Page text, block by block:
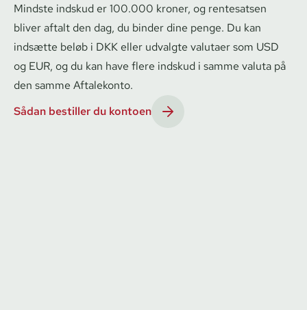
Mindste indskud er 100.000 kroner, og rentesatsen
bliver aftalt den dag, du binder dine penge. Du kan
indsætte beløb i DKK eller udvalgte valutaer som USD
og EUR, og du kan have flere indskud i samme valuta på
den samme Aftalekonto.
Sådan bestiller du kontoen